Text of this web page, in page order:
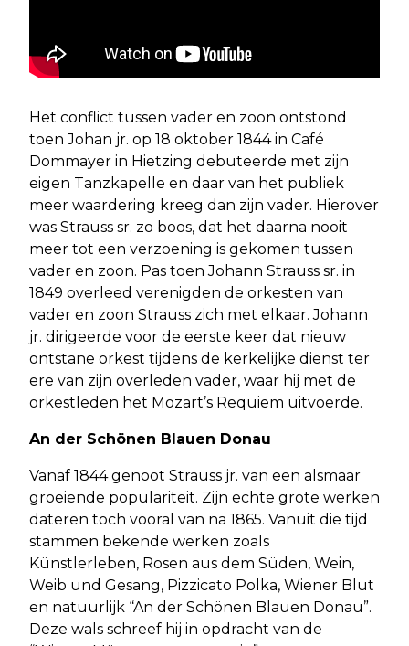
Het conflict tussen vader en zoon ontstond
toen Johan jr. op 18 oktober 1844 in Café
Dommayer in Hietzing debuteerde met zijn
eigen Tanzkapelle en daar van het publiek
meer waardering kreeg dan zijn vader. Hierover
was Strauss sr. zo boos, dat het daarna nooit
meer tot een verzoening is gekomen tussen
vader en zoon. Pas toen Johann Strauss sr. in
1849 overleed verenigden de orkesten van
vader en zoon Strauss zich met elkaar. Johann
jr. dirigeerde voor de eerste keer dat nieuw
ontstane orkest tijdens de kerkelijke dienst ter
ere van zijn overleden vader, waar hij met de
orkestleden het Mozart’s Requiem uitvoerde.
An der Schönen Blauen Donau
Vanaf 1844 genoot Strauss jr. van een alsmaar
groeiende populariteit. Zijn echte grote werken
dateren toch vooral van na 1865. Vanuit die tijd
stammen bekende werken zoals
Künstlerleben, Rosen aus dem Süden, Wein,
Weib und Gesang, Pizzicato Polka, Wiener Blut
en natuurlijk “An der Schönen Blauen Donau”.
Deze wals schreef hij in opdracht van de